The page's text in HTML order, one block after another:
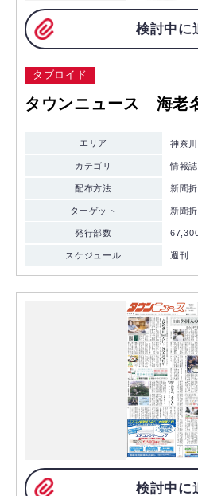
検討中に
タブロイド
タウンニュース 海老
エリア 神奈
カテゴリ 情報
配布方法 新聞
ターゲット 新聞
発行部数
スケジュール 週刊
検討中に